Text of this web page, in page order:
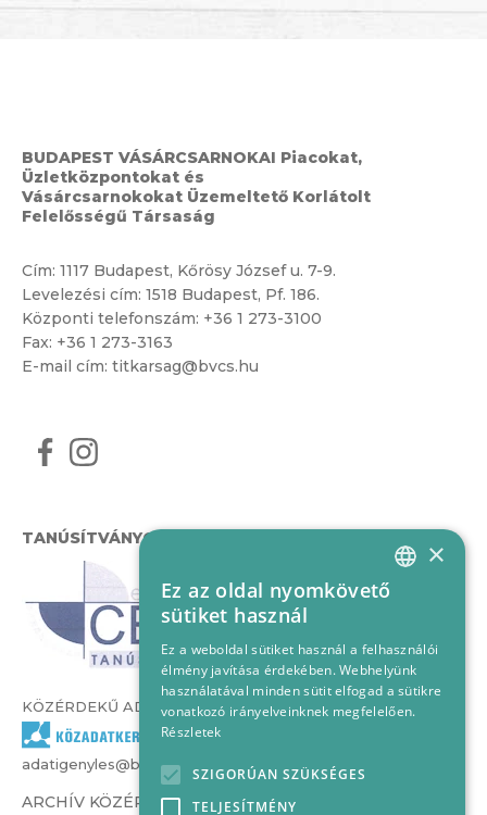
BUDAPEST VÁSÁRCSARNOKAI Piacokat,
Üzletközpontokat és
Vásárcsarnokokat Üzemeltető Korlátolt
Felelősségű Társaság
Cím: 1117 Budapest, Kőrösy József u. 7-9.
Levelezési cím: 1518 Budapest, Pf. 186.
Központi telefonszám: +36 1 273-3100
Fax: +36 1 273-3163
E-mail cím: titkarsag@bvcs.hu
TANÚSÍTVÁNYOK
KÖZÉRDEKŰ ADATOK
adatigenyles@bvcs.hu
ARCHÍV KÖZÉRDEKŰ ADATOK –
HUNGARIAN
×
Ez az oldal nyomkövető
sütiket használ
Ez a weboldal sütiket használ a felhasználói
élmény javítása érdekében. Webhelyünk
használatával minden sütit elfogad a sütikre
vonatkozó irányelveinknek megfelelően.
Részletek
SZIGORÚAN SZÜKSÉGES
TELJESÍTMÉNY